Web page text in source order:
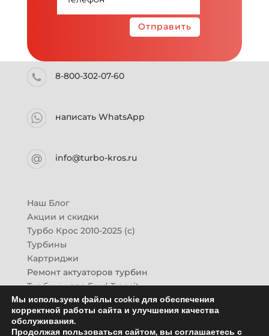
Отправить
8-800-302-07-60
написать WhatsApp
info@turbo-kros.ru
Наш Блог
Акции и скидки
Турбо Крос 2010-2025 (с)
Турбины
Картриджи
Ремонт актуаторов турбин
Турбины для Ford Transit
Турбины для Mazda CX-7
Картридж для ГАЗон-Next
Турбины HINO (Хино)
Мы используем файлы cookie для обеспечения
корректной работы сайта и улучшения качества
обслуживания.
Продолжая пользоваться сайтом, вы соглашаетесь с